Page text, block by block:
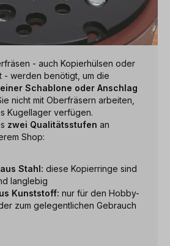
- auch Kopierhülsen oder
- werden benötigt, um die
Schablone oder Anschlag
nicht mit Oberfräsern arbeiten,
Kugellager verfügen.
zwei Qualitätsstufen an
Shop:
Stahl: diese Kopierringe sind
langlebig
Kunststoff: nur für den Hobby-
zum gelegentlichen Gebrauch